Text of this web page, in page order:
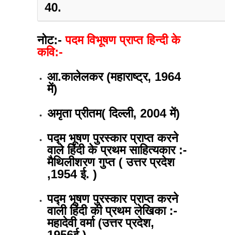
40.
नोट:-पदम विभूषण प्राप्त हिन्दी के
कवि:-
आ.कालेलकर (महाराष्ट्र, 1964
में)
अमृता प्रीतम( दिल्ली, 2004 में)
पद्म भूषण पुरस्कार प्राप्त करने
वाले हिंदी के प्रथम साहित्यकार :-
मैथिलीशरण गुप्त ( उत्तर प्रदेश
,1954 ई. )
पद्म भूषण पुरस्कार प्राप्त करने
वाली हिंदी की प्रथम लेखिका :-
महादेवी वर्मा (उत्तर प्रदेश,